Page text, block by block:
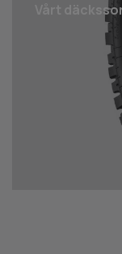
Vårt